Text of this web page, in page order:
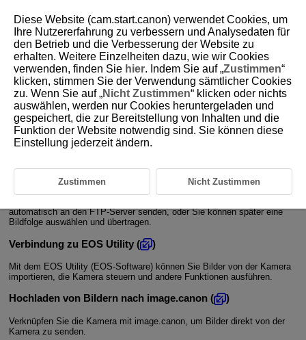
D305-169
Verfügbare Netzwerkfunktionen
Über ein Netzwerk verfügbare Funktionen und Verbindungsmethoden
(außer drahtloser Fernbedienung)
Wenn Sie eine Verbindung zu einem FTP-Server herstellen, können Sie
Bilder auf der Kamera an einen Computer senden.
automatisch an den FTP-Server senden, oder Sie können später eine
Bildfolge auswählen und übertragen.
Verbindung zu EOS Utility ( )
Mit dem EOS Utility (EOS-Software) können Sie Bilder von der Kamera
importieren, die Kamera steuern und andere Funktionen ausführen.
Hochladen von Bildern nach image.canon ( )
Verknüpfen Sie die Kamera mit image.canon, um Bilder direkt von der
Kamera zu senden.
Diese Website (cam.start.canon) verwendet Cookies, um
Ihre Nutzererfahrung zu verbessern und Analysedaten für
den Betrieb und die Verbesserung der Website zu
erhalten. Weitere Einzelheiten dazu, wie wir Cookies
verwenden, finden Sie hier. Indem Sie auf „Zustimmen“
klicken, stimmen Sie der Verwendung sämtlicher Cookies
zu. Wenn Sie auf „Nicht Zustimmen“ klicken oder nichts
auswählen, werden nur Cookies heruntergeladen und
gespeichert, die zur Bereitstellung von Inhalten und die
Funktion der Website notwendig sind. Sie können diese
Einstellung jederzeit ändern.
Zustimmen Nicht Zustimmen